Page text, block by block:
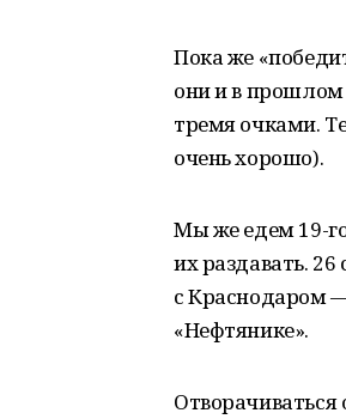
Пока же
они и в прошлом
тремя очками.
очень хорошо).
Мы же едем 19-го
их раздавать.
с Краснодаром
«Нефтянике».